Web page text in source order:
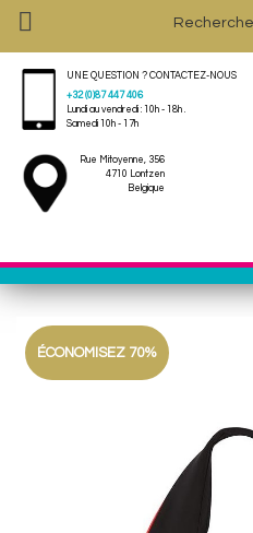

UNE QUESTION ? CONTACTEZ-NOUS
+32 (0)87 447 406
Lundi au vendredi : 10h - 18h .
Samedi 10h - 17h
Rue Mitoyenne, 356
4710 Lontzen
Belgique
ÉCONOMISEZ 70%